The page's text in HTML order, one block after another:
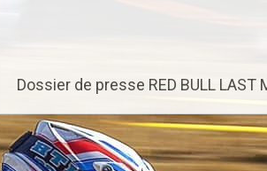
Dossier de presse RED BULL LAST